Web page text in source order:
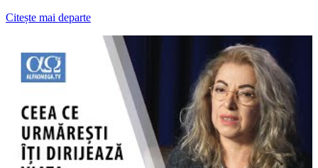
Citește mai departe